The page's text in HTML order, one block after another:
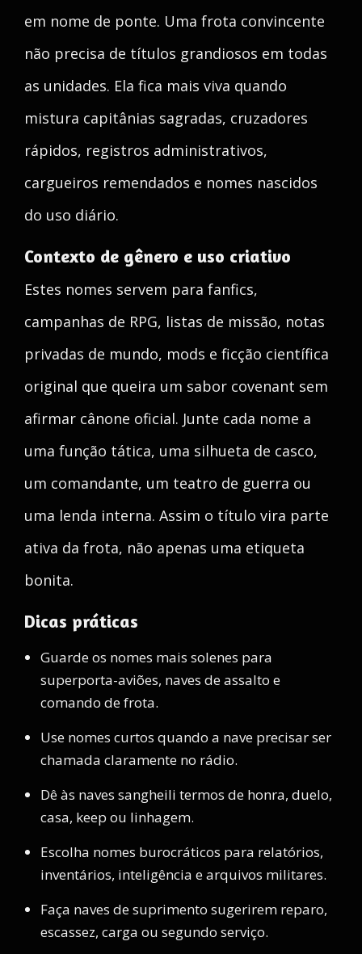
em nome de ponte. Uma frota convincente
não precisa de títulos grandiosos em todas
as unidades. Ela fica mais viva quando
mistura capitânias sagradas, cruzadores
rápidos, registros administrativos,
cargueiros remendados e nomes nascidos
do uso diário.
Contexto de gênero e uso criativo
Estes nomes servem para fanfics,
campanhas de RPG, listas de missão, notas
privadas de mundo, mods e ficção científica
original que queira um sabor covenant sem
afirmar cânone oficial. Junte cada nome a
uma função tática, uma silhueta de casco,
um comandante, um teatro de guerra ou
uma lenda interna. Assim o título vira parte
ativa da frota, não apenas uma etiqueta
bonita.
Dicas práticas
Guarde os nomes mais solenes para
superporta-aviões, naves de assalto e
comando de frota.
Use nomes curtos quando a nave precisar ser
chamada claramente no rádio.
Dê às naves sangheili termos de honra, duelo,
casa, keep ou linhagem.
Escolha nomes burocráticos para relatórios,
inventários, inteligência e arquivos militares.
Faça naves de suprimento sugerirem reparo,
escassez, carga ou segundo serviço.